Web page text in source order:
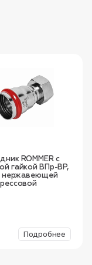
ROMMER с
гайкой ВПр-ВР,
нержавеющей
Подробнее